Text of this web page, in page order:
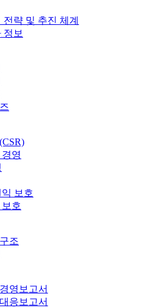
전략 및 추진 체계
정보
영
보호
호
조
영보고서
응보고서